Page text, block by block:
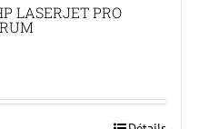
LASERJET PRO